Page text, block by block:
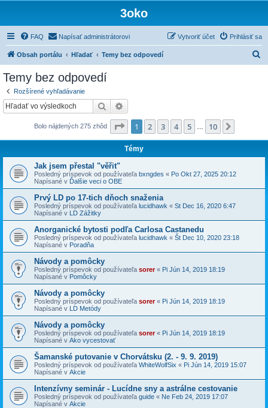
3oko
FAQ Napísať administrátorovi Prihlásiť sa
Vytvoriť účet
Obsah portálu Hľadať Temy bez odpovedí
Temy bez odpovedí
Rozšírené vyhľadávanie
Hľadať
Bolo nájdených 275 zhôd Strana1 z10
1 2 3 4 5 10
Témy
Jak jsem přestal "věřit"
Posledný príspevok od používateľa bxngdes « Po Okt 27, 2025 20:12
Napísané v Ďalšie veci o OBE
Prvý LD po 17-tich dňoch snaženia
Posledný príspevok od používateľa lucidhawk « St Dec 16, 2020 6:47
Napísané v LD Zážitky
Anorganické bytosti podľa Carlosa Castanedu
Posledný príspevok od používateľa lucidhawk « Št Dec 10, 2020 23:18
Napísané v Poradňa
Návody a pomôcky
Posledný príspevok od používateľa sorer« Pi Jún 14, 2019 18:19
Napísané v Pomôcky
Návody a pomôcky
Posledný príspevok od používateľa sorer« Pi Jún 14, 2019 18:19
Napísané v LD Metódy
Návody a pomôcky
Posledný príspevok od používateľa sorer« Pi Jún 14, 2019 18:19
Napísané v Ako vycestovať
Šamanské putovanie v Chorvátsku (2. - 9. 9. 2019)
Posledný príspevok od používateľa WhiteWolfSix « Pi Jún 14, 2019 15:07
Napísané v Akcie
Intenzívny seminár - Lucídne sny a astrálne cestovanie
Posledný príspevok od používateľa guide « Ne Feb 24, 2019 17:07
Napísané v Akcie